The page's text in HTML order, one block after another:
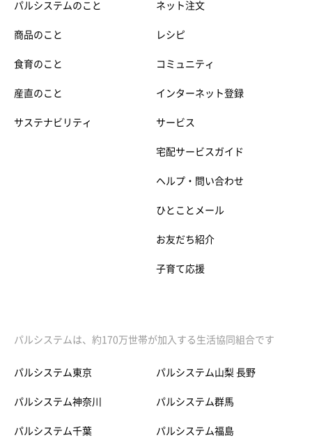
パルシステムのこと
商品のこと
食育のこと
産直のこと
サステナビリティ
ネット注文
レシピ
コミュニティ
インターネット登録
サービス
宅配サービスガイド
ヘルプ・問い合わせ
ひとことメール
お友だち紹介
子育て応援
パルシステムは、約170万世帯が加入する生活協同組合です
パルシステム東京
パルシステム神奈川
パルシステム千葉
パルシステム山梨 長野
パルシステム群馬
パルシステム福島